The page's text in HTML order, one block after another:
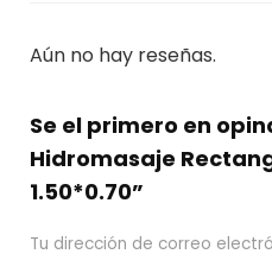
Aún no hay reseñas.
Se el primero en
Hidromasaje
1.50*0.70”
Tu dirección de correo